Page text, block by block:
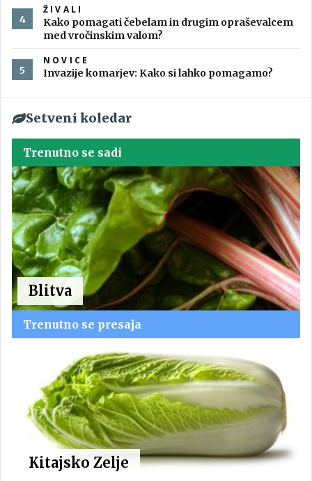
ŽIVALI
Kako pomagati čebelam in drugim opraševalcem
med vročinskim valom?
NOVICE
Invazije komarjev: Kako si lahko pomagamo?
Setveni koledar
Trenutno se sadi
Blitva
Trenutno se presaja
Kitajsko Zelje